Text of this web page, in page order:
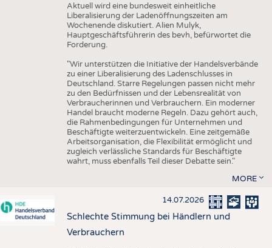
Aktuell wird eine bundesweit einheitliche
Liberalisierung der Ladenöffnungszeiten am
Wochenende diskutiert. Alien Mulyk,
Hauptgeschäftsführerin des bevh, befürwortet die
Forderung.
"Wir unterstützen die Initiative der Handelsverbände
zu einer Liberalisierung des Ladenschlusses in
Deutschland. Starre Regelungen passen nicht mehr
zu den Bedürfnissen und der Lebensrealität von
Verbraucherinnen und Verbrauchern. Ein moderner
Handel braucht moderne Regeln. Dazu gehört auch,
die Rahmenbedingungen für Unternehmen und
Beschäftigte weiterzuentwickeln. Eine zeitgemäße
Arbeitsorganisation, die Flexibilität ermöglicht und
zugleich verlässliche Standards für Beschäftigte
wahrt, muss ebenfalls Teil dieser Debatte sein."
MORE
14.07.2026
Schlechte Stimmung bei Händlern und
Verbrauchern